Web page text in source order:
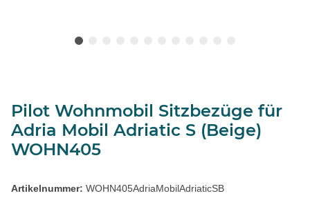
Pilot Wohnmobil Sitzbezüge für
Adria Mobil Adriatic S (Beige)
WOHN405
Artikelnummer: WOHN405AdriaMobilAdriaticSB